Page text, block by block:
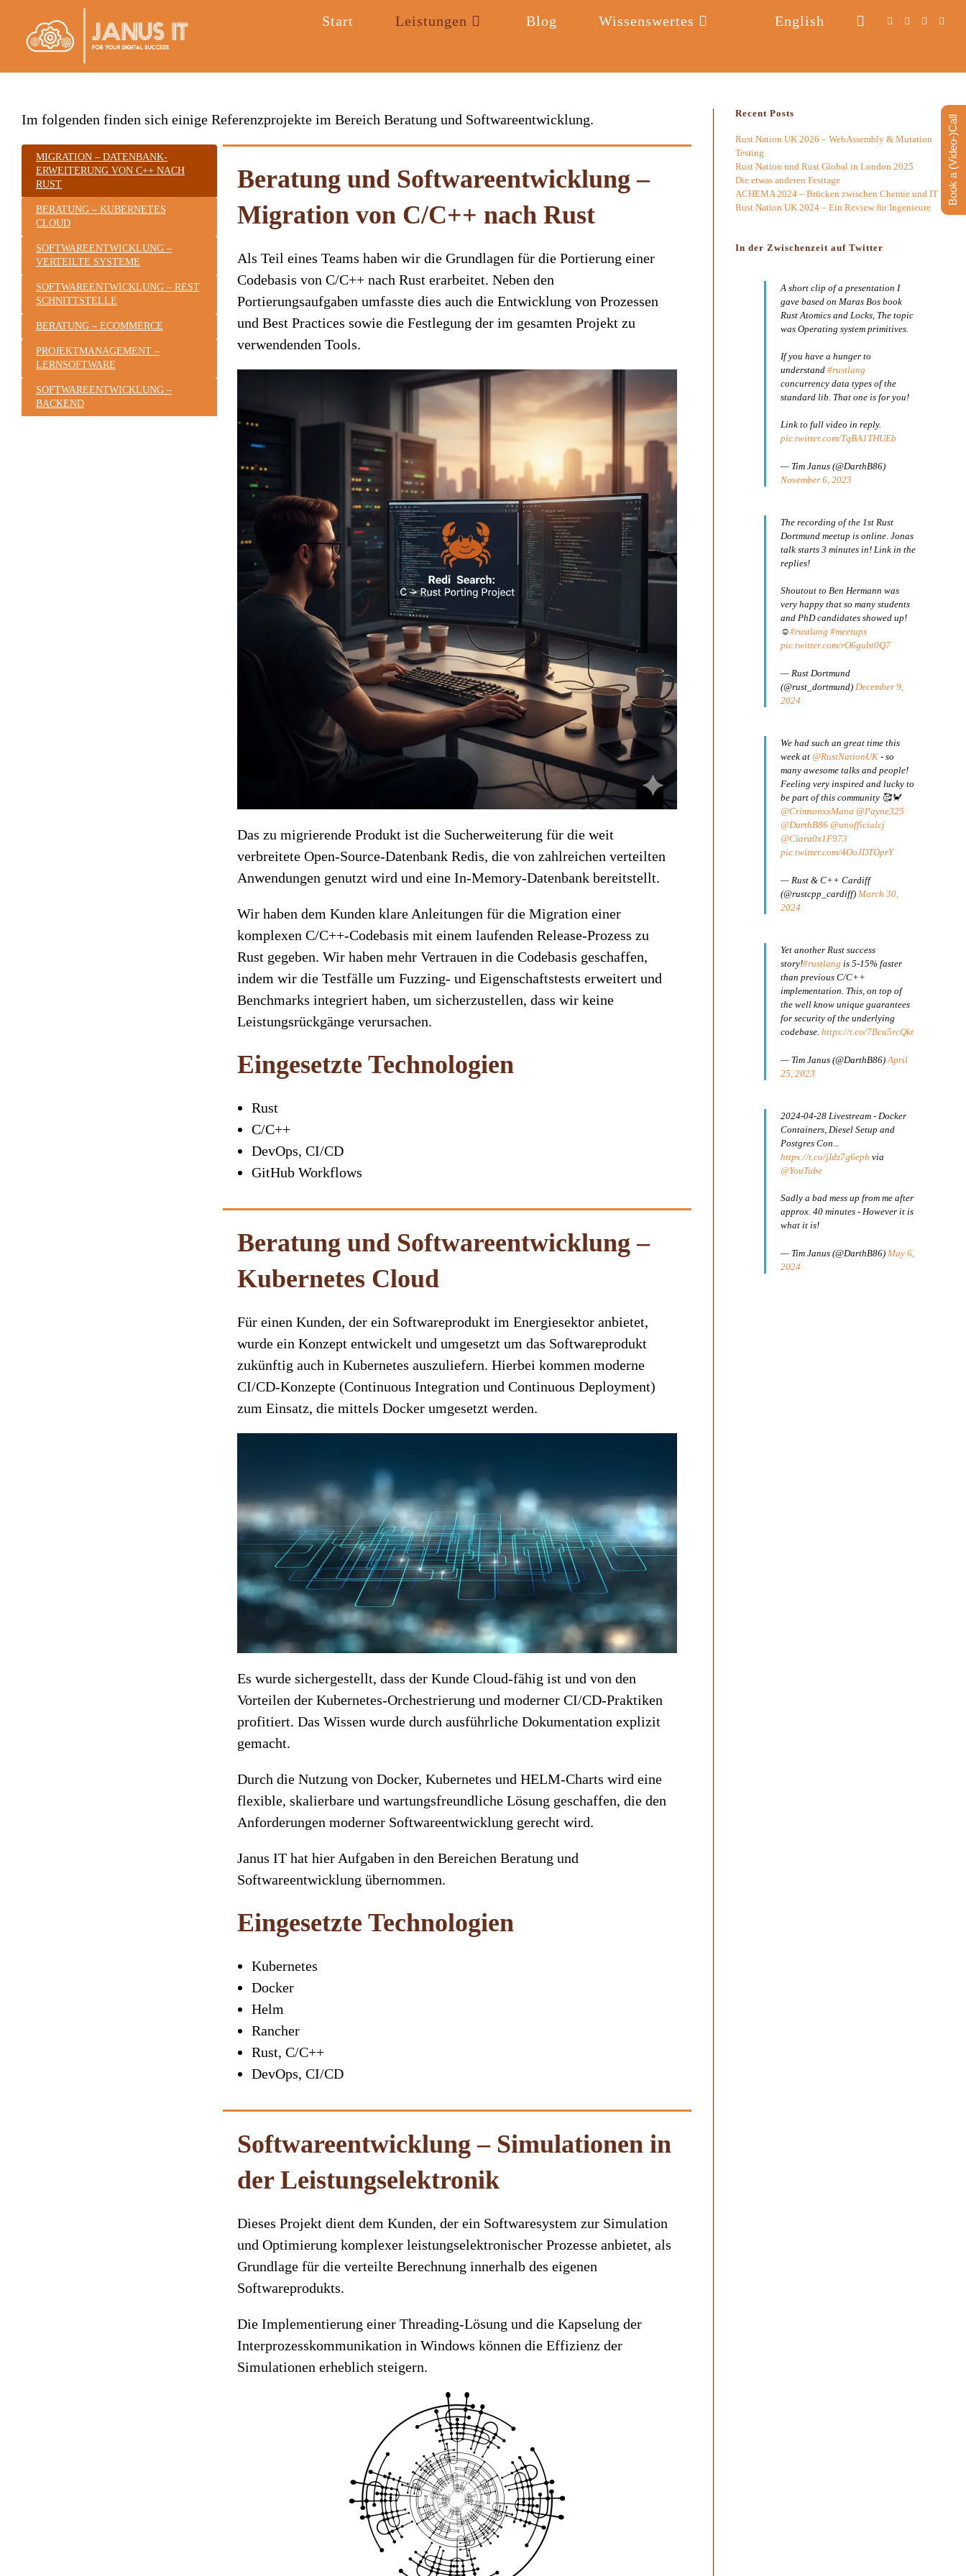
springen
Start Leistungen Blog Wissenswertes English Website-
Im folgenden finden sich einige Referenzprojekte im Bereich Beratung und Softwareentwicklung.
MIGRATION – DATENBANK-
ERWEITERUNG VON C++ NACH
RUST
BERATUNG – KUBERNETES
CLOUD
SOFTWAREENTWICKLUNG –
VERTEILTE SYSTEME
SOFTWAREENTWICKLUNG – REST
SCHNITTSTELLE
BERATUNG – ECOMMERCE
PROJEKTMANAGEMENT –
LERNSOFTWARE
SOFTWAREENTWICKLUNG –
BACKEND
Beratung und Softwareentwicklung –
Migration von C/C++ nach Rust
Als Teil eines Teams haben wir die Grundlagen für die Portierung einer
Codebasis von C/C++ nach Rust erarbeitet. Neben den
Portierungsaufgaben umfasste dies auch die Entwicklung von Prozessen
und Best Practices sowie die Festlegung der im gesamten Projekt zu
verwendenden Tools.
Das zu migrierende Produkt ist die Sucherweiterung für die weit
verbreitete Open-Source-Datenbank Redis, die von zahlreichen verteilten
Anwendungen genutzt wird und eine In-Memory-Datenbank bereitstellt.
Wir haben dem Kunden klare Anleitungen für die Migration einer
komplexen C/C++-Codebasis mit einem laufenden Release-Prozess zu
Rust gegeben. Wir haben mehr Vertrauen in die Codebasis geschaffen,
indem wir die Testfälle um Fuzzing- und Eigenschaftstests erweitert und
Benchmarks integriert haben, um sicherzustellen, dass wir keine
Leistungsrückgänge verursachen.
Eingesetzte Technologien
Rust
C/C++
DevOps, CI/CD
GitHub Workflows
Beratung und Softwareentwicklung –
Kubernetes Cloud
Für einen Kunden, der ein Softwareprodukt im Energiesektor anbietet,
wurde ein Konzept entwickelt und umgesetzt um das Softwareprodukt
zukünftig auch in Kubernetes auszuliefern. Hierbei kommen moderne
CI/CD-Konzepte (Continuous Integration und Continuous Deployment)
zum Einsatz, die mittels Docker umgesetzt werden.
Es wurde sichergestellt, dass der Kunde Cloud-fähig ist und von den
Vorteilen der Kubernetes-Orchestrierung und moderner CI/CD-Praktiken
profitiert. Das Wissen wurde durch ausführliche Dokumentation explizit
gemacht.
Durch die Nutzung von Docker, Kubernetes und HELM-Charts wird eine
flexible, skalierbare und wartungsfreundliche Lösung geschaffen, die den
Anforderungen moderner Softwareentwicklung gerecht wird.
Janus IT hat hier Aufgaben in den Bereichen Beratung und
Softwareentwicklung übernommen.
Eingesetzte Technologien
Kubernetes
Docker
Helm
Rancher
Rust, C/C++
DevOps, CI/CD
Softwareentwicklung – Simulationen in
der Leistungselektronik
Dieses Projekt dient dem Kunden, der ein Softwaresystem zur Simulation
und Optimierung komplexer leistungselektronischer Prozesse anbietet, als
Grundlage für die verteilte Berechnung innerhalb des eigenen
Softwareprodukts.
Die Implementierung einer Threading-Lösung und die Kapselung der
Interprozesskommunikation in Windows können die Effizienz der
Simulationen erheblich steigern.
Recent Posts
Rust Nation UK 2026 – WebAssembly & Mutation
Testing
Rust Nation und Rust Global in London 2025
Die etwas anderen Festtage
ACHEMA 2024 – Brücken zwischen Chemie und IT
Rust Nation UK 2024 – Ein Review für Ingenieure
In der Zwischenzeit auf Twitter
A short clip of a presentation I
gave based on Maras Bos book
Rust Atomics and Locks, The topic
was Operating system primitives.
If you have a hunger to
understand #rustlang
concurrency data types of the
standard lib. That one is for you!
Link to full video in reply.
pic.twitter.com/TqBA1THUEb
— Tim Janus (@DarthB86)
November 6, 2023
The recording of the 1st Rust
Dortmund meetup is online. Jonas
talk starts 3 minutes in! Link in the
replies!
Shoutout to Ben Hermann was
very happy that so many students
and PhD candidates showed up!
☺️#rustlang #meetups
pic.twitter.com/rO6gubt0Q7
— Rust Dortmund
(@rust_dortmund) December 9,
2024
We had such an great time this
week at @RustNationUK - so
many awesome talks and people!
Feeling very inspired and lucky to
be part of this community 🥰🦀
@CrimsonxxMana @Payne325
@DarthB86 @unofficialcj
@Ciara0x1F973
pic.twitter.com/4OoJDTOprY
— Rust & C++ Cardiff
(@rustcpp_cardiff) March 30,
2024
Yet another Rust success
story!#rustlang is 5-15% faster
than previous C/C++
implementation. This, on top of
the well know unique guarantees
for security of the underlying
codebase. https://t.co/7Bcu5rcQkt
— Tim Janus (@DarthB86)April
25, 2023
2024-04-28 Livestream - Docker
Containers, Diesel Setup and
Postgres Con...
https://t.co/jIdz7g6eph via
@YouTube
Sadly a bad mess up from me after
approx. 40 minutes - However it is
what it is!
— Tim Janus (@DarthB86) May 6,
2024
Book a (Video-)Call